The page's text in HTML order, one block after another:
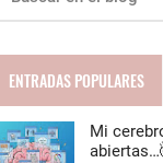
ENTRADAS POPULARES
Mi